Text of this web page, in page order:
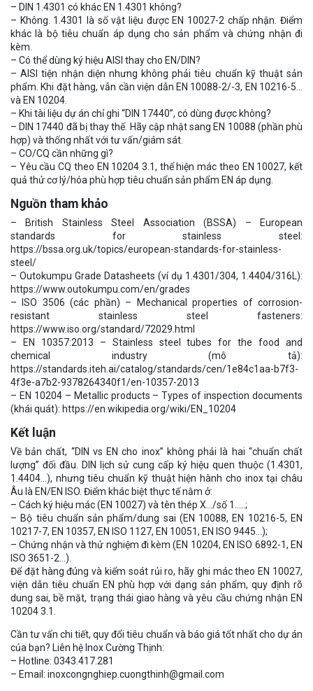
– DIN 1.4301 có khác EN 1.4301 không?
– Không. 1.4301 là số vật liệu được EN 10027-2 chấp nhận. Điểm
khác là bộ tiêu chuẩn áp dụng cho sản phẩm và chứng nhận đi
kèm.
– Có thể dùng ký hiệu AISI thay cho EN/DIN?
– AISI tiện nhận diện nhưng không phải tiêu chuẩn kỹ thuật sản
phẩm. Khi đặt hàng, vẫn cần viện dẫn EN 10088-2/-3, EN 10216-5…
và EN 10204.
– Khi tài liệu dự án chỉ ghi “DIN 17440”, có dùng được không?
– DIN 17440 đã bị thay thế. Hãy cập nhật sang EN 10088 (phần phù
hợp) và thống nhất với tư vấn/giám sát.
– CO/CQ cần những gì?
– Yêu cầu CQ theo EN 10204 3.1, thể hiện mác theo EN 10027, kết
quả thử cơ lý/hóa phù hợp tiêu chuẩn sản phẩm EN áp dụng.
Nguồn tham khảo
– British Stainless Steel Association (BSSA) – European
standards for stainless steel:
https://bssa.org.uk/topics/european-standards-for-stainless-
steel/
– Outokumpu Grade Datasheets (ví dụ 1.4301/304, 1.4404/316L):
https://www.outokumpu.com/en/grades
– ISO 3506 (các phần) – Mechanical properties of corrosion-
resistant stainless steel fasteners:
https://www.iso.org/standard/72029.html
– EN 10357:2013 – Stainless steel tubes for the food and
chemical industry (mô tả):
https://standards.iteh.ai/catalog/standards/cen/1e84c1aa-b7f3-
4f3e-a7b2-9378264340f1/en-10357-2013
– EN 10204 – Metallic products – Types of inspection documents
(khái quát): https://en.wikipedia.org/wiki/EN_10204
Kết luận
Về bản chất, “DIN vs EN cho inox” không phải là hai “chuẩn chất
lượng” đối đầu. DIN lịch sử cung cấp ký hiệu quen thuộc (1.4301,
1.4404…), nhưng tiêu chuẩn kỹ thuật hiện hành cho inox tại châu
Âu là EN/EN ISO. Điểm khác biệt thực tế nằm ở:
– Cách ký hiệu mác (EN 10027) và tên thép X…/số 1.….;
– Bộ tiêu chuẩn sản phẩm/dung sai (EN 10088, EN 10216-5, EN
10217-7, EN 10357, EN ISO 1127, EN 10051, EN ISO 9445…);
– Chứng nhận và thử nghiệm đi kèm (EN 10204, EN ISO 6892-1, EN
ISO 3651-2…).
Để đặt hàng đúng và kiểm soát rủi ro, hãy ghi mác theo EN 10027,
viện dẫn tiêu chuẩn EN phù hợp với dạng sản phẩm, quy định rõ
dung sai, bề mặt, trạng thái giao hàng và yêu cầu chứng nhận EN
10204 3.1.
Cần tư vấn chi tiết, quy đổi tiêu chuẩn và báo giá tốt nhất cho dự án
của bạn? Liên hệ Inox Cường Thịnh:
– Hotline: 0343.417.281
– Email: inoxcongnghiep.cuongthinh@gmail.com